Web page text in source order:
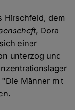
Hirschfeld, dem
, Dora
einer
unterzog und
Männer mit